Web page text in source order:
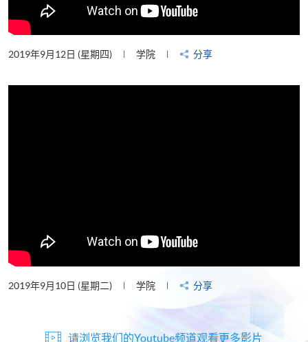
2019年9月12日 (星期四) 学院 分享
2019年9月10日 (星期二) 学院 分享
请浏览我们的Youtube频道观看更多影片